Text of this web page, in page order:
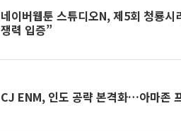
네이버웹툰 스튜디오N, 제5회 청룡
쟁력 입증”
CJ ENM, 인도 공략 본격화…아마존